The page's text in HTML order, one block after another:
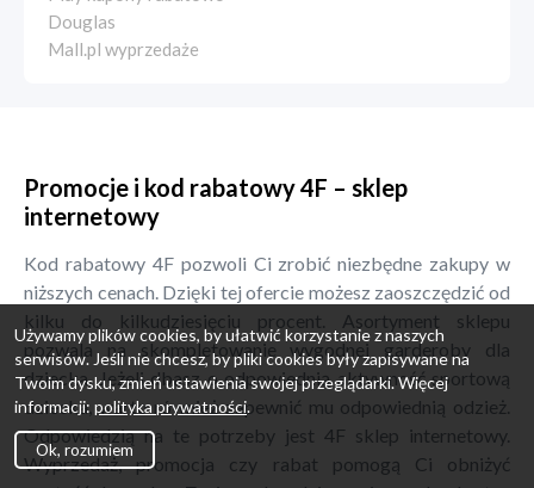
Douglas
Mall.pl wyprzedaże
Promocje i kod rabatowy 4F – sklep
internetowy
Kod rabatowy 4F pozwoli Ci zrobić niezbędne zakupy w
niższych cenach. Dzięki tej ofercie możesz zaoszczędzić od
kilku do kilkudziesięciu procent. Asortyment sklepu
pozwala na skompletowanie wygodnej garderoby dla
dziecka. Jeżeli dbasz o odpowiednią aktywność sportową
dziecka, warto również zapewnić mu odpowiednią odzież.
Odpowiedzią na te potrzeby jest 4F sklep internetowy.
Wyprzedaż, promocja czy rabat pomogą Ci obniżyć
Używamy plików cookies, by ułatwić korzystanie z naszych
serwisów. Jeśli nie chcesz, by pliki cookies były zapisywane na
Twoim dysku, zmień ustawienia swojej przeglądarki. Więcej
informacji: polityka prywatności.
Ok, rozumiem